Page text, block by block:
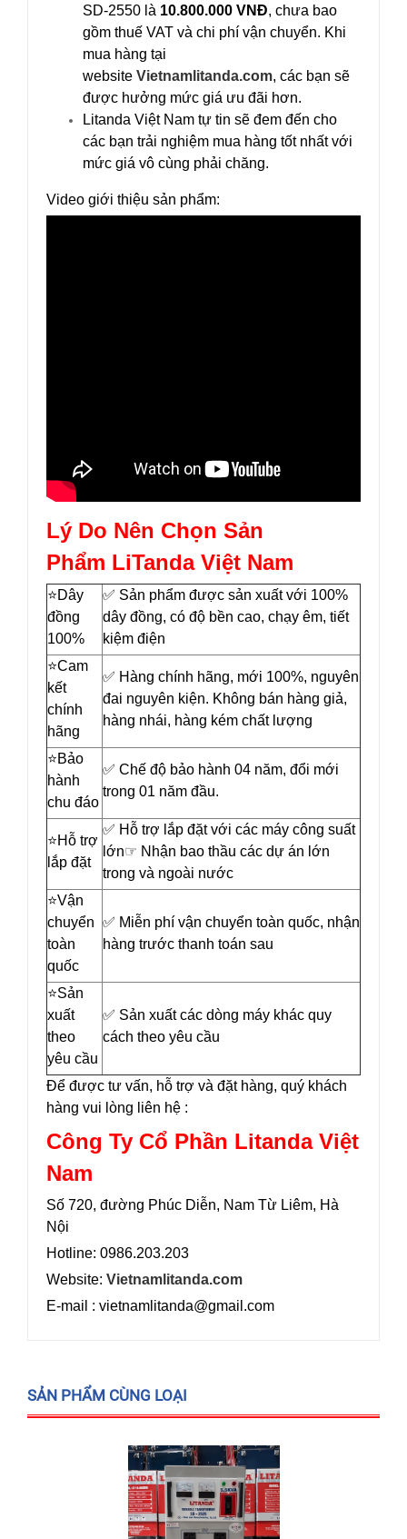
SD-2550 là 10.800.000 VNĐ, chưa bao
gồm thuế VAT và chi phí vận chuyển. Khi
mua hàng tại
website Vietnamlitanda.com, các bạn sẽ
được hưởng mức giá ưu đãi hơn.
Litanda Việt Nam tự tin sẽ đem đến cho
các bạn trải nghiệm mua hàng tốt nhất với
mức giá vô cùng phải chăng.
Video giới thiệu sản phẩm:
Lý Do Nên Chọn Sản
Phẩm LiTanda Việt Nam
⭐️Dây
đồng
100%
✅ Sản phẩm được sản xuất với 100%
dây đồng, có độ bền cao, chạy êm, tiết
kiệm điện
⭐️Cam
kết
chính
hãng
✅ Hàng chính hãng, mới 100%, nguyên
đai nguyên kiện. Không bán hàng giả,
hàng nhái, hàng kém chất lượng
⭐️Bảo
hành
chu đáo
✅ Chế độ bảo hành 04 năm, đổi mới
trong 01 năm đầu.
⭐️Hỗ trợ
lắp đặt
✅ Hỗ trợ lắp đặt với các máy công suất
lớn☞ Nhận bao thầu các dự án lớn
trong và ngoài nước
⭐️Vận
chuyển
toàn
quốc
✅ Miễn phí vận chuyển toàn quốc, nhận
hàng trước thanh toán sau
⭐️Sản
xuất
theo
yêu cầu
✅ Sản xuất các dòng máy khác quy
cách theo yêu cầu
Để được tư vấn, hỗ trợ và đặt hàng, quý khách
hàng vui lòng liên hệ :
Công Ty Cổ Phần Litanda Việt
Nam
Số 720, đường Phúc Diễn, Nam Từ Liêm, Hà
Nội
Hotline: 0986.203.203
Website: Vietnamlitanda.com
E-mail : vietnamlitanda@gmail.com
SẢN PHẨM CÙNG LOẠI